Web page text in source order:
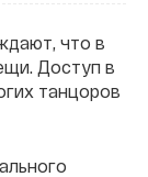
что в
Доступ в
танцоров